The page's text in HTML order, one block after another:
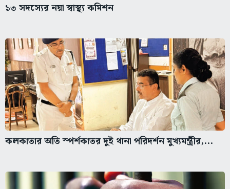
১৩ সদস্যের নয়া স্বাস্থ্য কমিশন
কলকাতার অতি স্পর্শকাতর দুই থানা পরিদর্শন মুখ্যমন্ত্রীর,...